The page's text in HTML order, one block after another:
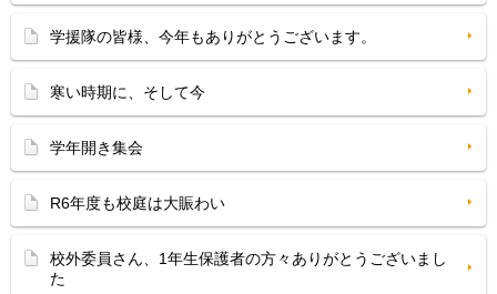
学援隊の皆様、今年もありがとうございます。
寒い時期に、そして今
学年開き集会
R6年度も校庭は大賑わい
校外委員さん、1年生保護者の方々ありがとうございまし
た